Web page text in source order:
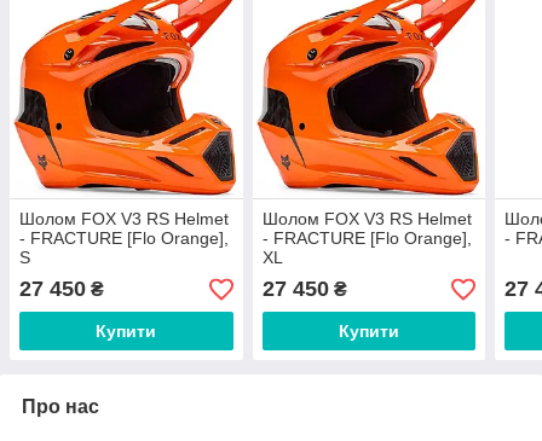
Шолом FOX V3 RS Helmet
- FRACTURE [Flo Orange],
S
27 450 ₴
Купити
Шолом FOX V3 RS Helmet
- FRACTURE [Flo Orange],
XL
27 450₴
Купити
-
27
Про нас